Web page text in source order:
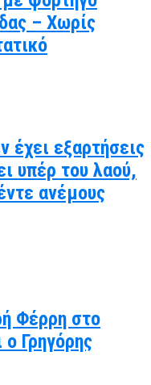
– Χωρίς
έχει εξαρτήσεις
υπέρ του λαού,
ανέμους
Φέρρη στο
Γρηγόρης